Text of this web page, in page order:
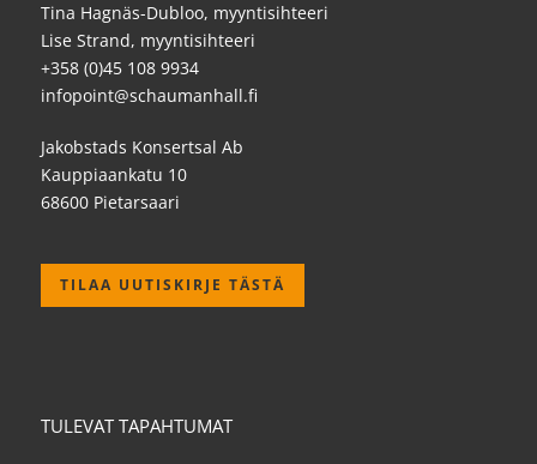
Tina Hagnäs-Dubloo, myyntisihteeri
Lise Strand, myyntisihteeri
+358 (0)45 108 9934
infopoint@schaumanhall.fi
Jakobstads Konsertsal Ab
Kauppiaankatu 10
68600 Pietarsaari
TILAA UUTISKIRJE TÄSTÄ
TULEVAT TAPAHTUMAT